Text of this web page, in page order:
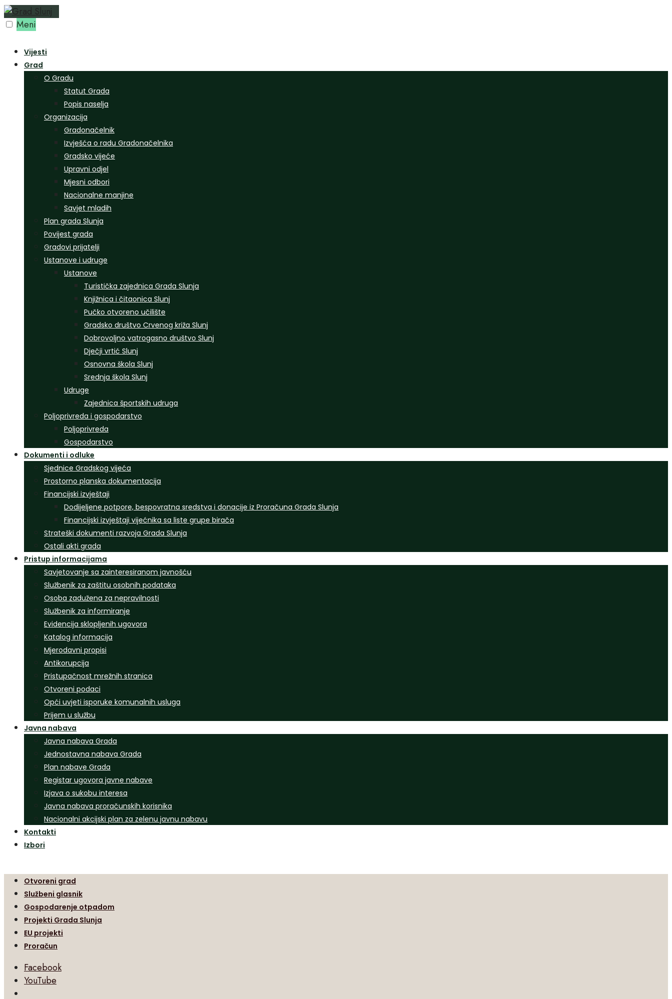
Preskoči
na Meni
Vijesti
Grad
O Gradu
Statut Grada
Popis naselja
Organizacija
Gradonačelnik
Izvješća o radu Gradonačelnika
Gradsko vijeće
Upravni odjel
Mjesni odbori
Nacionalne manjine
Savjet mladih
Plan grada Slunja
Povijest grada
Gradovi prijatelji
Ustanove i udruge
Ustanove
Turistička zajednica Grada Slunja
Knjižnica i čitaonica Slunj
Pučko otvoreno učilište
Gradsko društvo Crvenog križa Slunj
Dobrovoljno vatrogasno društvo Slunj
Dječji vrtić Slunj
Osnovna škola Slunj
Srednja škola Slunj
Udruge
Zajednica športskih udruga
Poljoprivreda i gospodarstvo
Poljoprivreda
Gospodarstvo
Dokumenti i odluke
Sjednice Gradskog vijeća
Prostorno planska dokumentacija
Financijski izvještaji
Dodijeljene potpore, bespovratna sredstva i donacije iz Proračuna Grada Slunja
Financijski izvještaji vijećnika sa liste grupe birača
Strateški dokumenti razvoja Grada Slunja
Ostali akti grada
Pristup informacijama
Savjetovanje sa zainteresiranom javnošću
Službenik za zaštitu osobnih podataka
Osoba zadužena za nepravilnosti
Službenik za informiranje
Evidencija sklopljenih ugovora
Katalog informacija
Mjerodavni propisi
Antikorupcija
Pristupačnost mrežnih stranica
Otvoreni podaci
Opći uvjeti isporuke komunalnih usluga
Prijem u službu
Javna nabava
Javna nabava Grada
Jednostavna nabava Grada
Plan nabave Grada
Registar ugovora javne nabave
Izjava o sukobu interesa
Javna nabava proračunskih korisnika
Nacionalni akcijski plan za zelenu javnu nabavu
Kontakti
Izbori
Otvoreni grad
Službeni glasnik
Gospodarenje otpadom
Projekti Grada Slunja
EU projekti
Proračun
Facebook
YouTube